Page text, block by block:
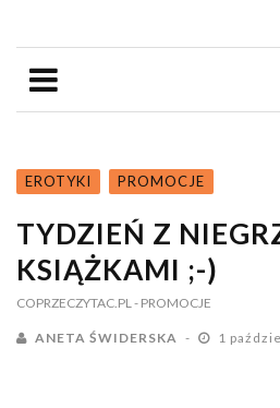
EROTYKI PROMOCJE
TYDZIEŃ Z
KSIĄŻKAMI ;-)
COPRZECZYTAC.PL - PROMOCJE
ANETA ŚWIDERSKA 1